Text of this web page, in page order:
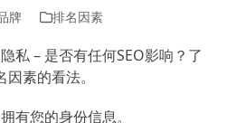
牌 排名因素
私 – 是否有任何SEO影响？ 了
素的看法。
有您的身份信息。